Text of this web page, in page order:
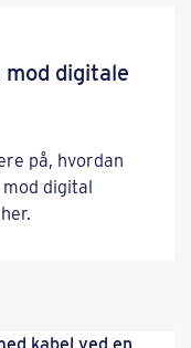
mod digitale
på, hvordan
digital